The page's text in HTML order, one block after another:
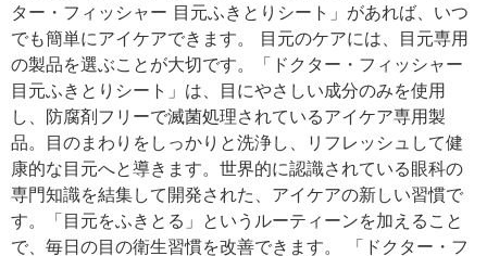
ター・フィッシャー 目元ふきとりシート」があれば、いつ
でも簡単にアイケアできます。 目元のケアには、目元専用
の製品を選ぶことが大切です。「ドクター・フィッシャー
目元ふきとりシート」は、目にやさしい成分のみを使用
し、防腐剤フリーで滅菌処理されているアイケア専用製
品。目のまわりをしっかりと洗浄し、リフレッシュして健
康的な目元へと導きます。世界的に認識されている眼科の
専門知識を結集して開発された、アイケアの新しい習慣で
す。「目元をふきとる」というルーティーンを加えること
で、毎日の目の衛生習慣を改善できます。 「ドクター・フ